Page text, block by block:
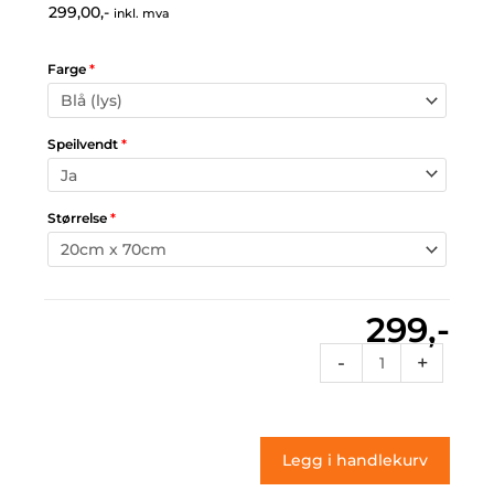
299,00,- inkl. mva
Farge *
Speilvendt *
Størrelse *
299,-
-
059
antall
+
Legg i handlekurv